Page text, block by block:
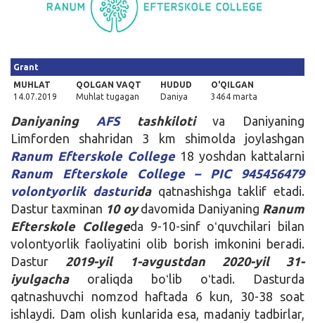
Grant
MUHLAT
14.07.2019
QOLGAN VAQT
Muhlat tugagan
HUDUD
Daniya
O'QILGAN
3464 marta
Daniyaning AFS tashkilotiva Daniyaning
Limforden shahridan 3 km shimolda joylashgan
Ranum Efterskole College18 yoshdan kattalarni
Ranum Efterskole College – PIC 945456479
volontyorlik dasturidaqatnashishga taklif etadi.
Dastur taxminan 10 oydavomida Daniyaning Ranum
Efterskole Collegeda 9-10-sinf oʻquvchilari bilan
volontyorlik faoliyatini olib borish imkonini beradi.
Dastur 2019-yil 1-avgustdan 2020-yil 31-
iyulgacha oraliqda boʻlib oʻtadi. Dasturda
qatnashuvchi nomzod haftada 6 kun, 30-38 soat
ishlaydi. Dam olish kunlarida esa, madaniy tadbirlar,